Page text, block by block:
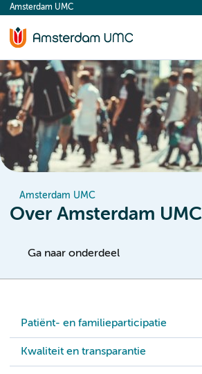
content
Amsterdam UMC
Amsterdam UMC
Over Amsterdam UMC
Ga naar onderdeel
Patiënt- en familieparticipatie
Kwaliteit en transparantie